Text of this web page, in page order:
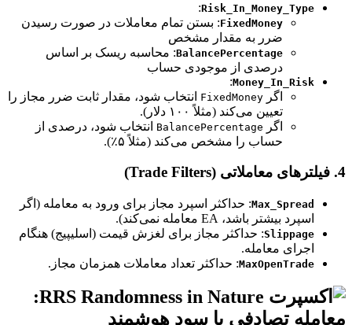
Risk_In_Money_Type
:
FixedMoney: بستن تمام معاملات در صورت رسیدن
ضرر به مقدار مشخص
BalancePercentage: محاسبه ریسک بر اساس
درصدی از موجودی حساب
Money_In_Risk
:
اگر
FixedMoneyانتخاب شود، مقدار ثابت ضرر مجاز را
تعیین می‌کند (مثلاً ۱۰۰ دلار).
اگر
BalancePercentageانتخاب شود، درصدی از
حساب را مشخص می‌کند (مثلاً ۵٪).
Max_Spread : حداکثر اسپرد مجاز برای ورود به معامله (اگر
اسپرد بیشتر باشد، EA معامله نمی‌کند).
Slippage: حداکثر مجاز برای لغزش قیمت (اسلیپیج) هنگام
اجرای معامله.
MaxOpenTrade: حداکثر تعداد معاملات همزمان مجاز.